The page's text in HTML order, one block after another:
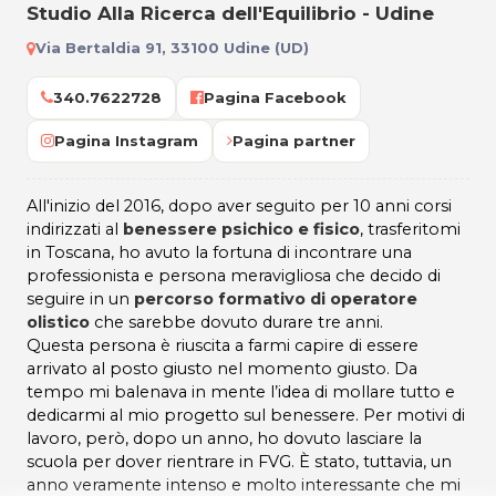
Studio Alla Ricerca dell'Equilibrio - Udine
Via Bertaldia 91, 33100 Udine (UD)
340.7622728 Pagina Facebook
Pagina Instagram Pagina partner
All'inizio del 2016, dopo aver seguito per 10 anni corsi
indirizzati al benessere psichico e fisico, trasferitomi
in Toscana, ho avuto la fortuna di incontrare una
professionista e persona meravigliosa che decido di
seguire in un percorso formativo di operatore
olistico che sarebbe dovuto durare tre anni.
Questa persona è riuscita a farmi capire di essere
arrivato al posto giusto nel momento giusto. Da
tempo mi balenava in mente l’idea di mollare tutto e
dedicarmi al mio progetto sul benessere. Per motivi di
lavoro, però, dopo un anno, ho dovuto lasciare la
scuola per dover rientrare in FVG. È stato, tuttavia, un
anno veramente intenso e molto interessante che mi